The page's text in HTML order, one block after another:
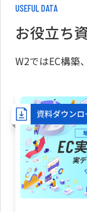
USEFUL DATA
お役立ち
W2ではEC構築